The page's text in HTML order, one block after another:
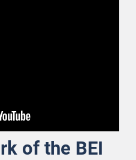
of the BEI